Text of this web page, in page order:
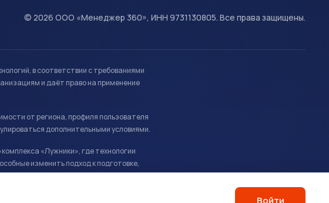
Войти
© 2026 ООО «Менеджер 360», ИНН 9731130805. Все права защищены.
в соответствии с требованиями
и даёт право на применение
от региона, профиля пользователя
дополнительными условиями.
«Лужники», где технологии
изменить подход к подготовке,